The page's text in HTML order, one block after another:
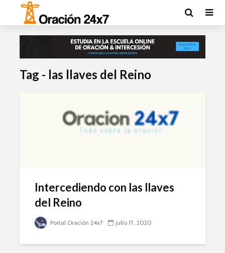
Tag - las llaves del Reino
Intercediendo con las llaves
del Reino
Portal Oración 24x7 julio 17, 2020